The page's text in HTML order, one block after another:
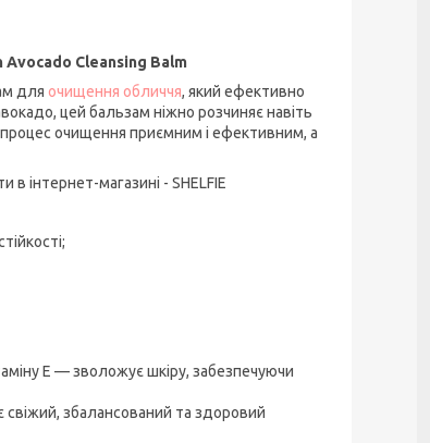
Cleansing Balm
для очищення обличчя, який ефективно
цей бальзам ніжно розчиняє навіть
очищення приємним і ефективним, а
Е — зволожує шкіру, забезпечуючи
збалансований та здоровий